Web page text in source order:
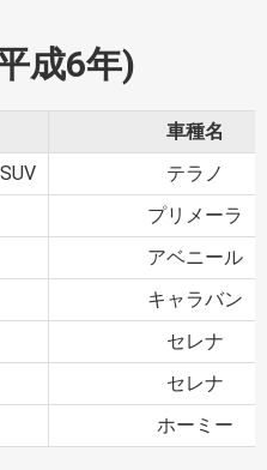
成6年)
車種名
テラノ
プリメーラ
アベニール
キャラバン
セレナ
セレナ
ホーミー